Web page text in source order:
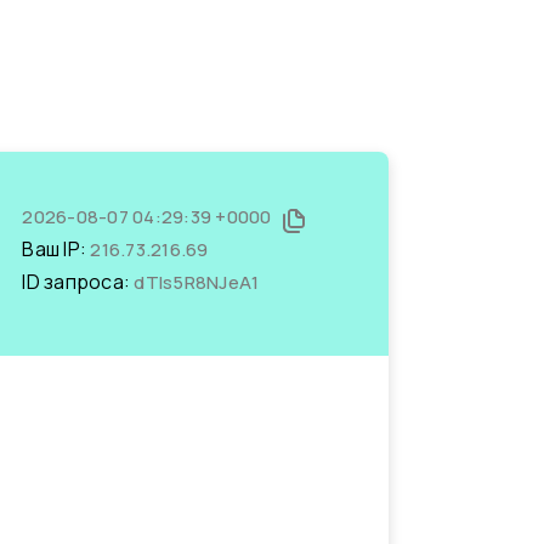
2026-08-07 04:29:39 +0000
Ваш IP:216.73.216.69
ID запроса:dTIs5R8NJeA1